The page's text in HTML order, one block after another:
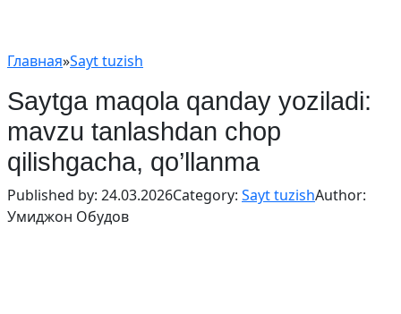
Главная»Sayt tuzish
Saytga maqola qanday yoziladi:
mavzu tanlashdan chop
qilishgacha, qo’llanma
Published by: 24.03.2026Category: Sayt tuzishAuthor:
Умиджон Обудов